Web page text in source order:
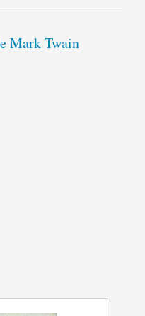
Mark Twain